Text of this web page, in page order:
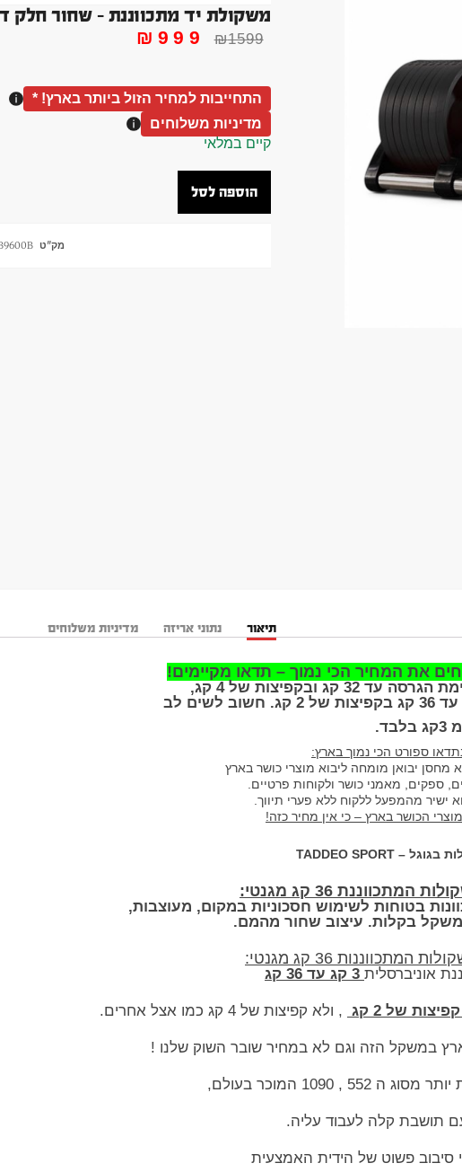
משקולת יד מתכווננת – שחור חלק דור חדש מגנטי 3 קג
₪1599
₪ 999
התחייבות למחיר הזול ביותר בארץ! *
מדיניות משלוחים
קיים במלאי
הוספה לסל
מק"ט
תיאור נתוני אריזה מדיניות משלוחים
את המחיר הכי נמוך – תדאו מקיימים!
32 קג ובקפיצות של 4 קג,
לשים לב
ספורט הכי נמוך בארץ:
מחסן יבואן מומחה ליבוא מוצרי כושר בארץ
ספקים, מאמני כושר ולקוחות פרטיים
ישיר מהמפעל ללקוח ללא פערי תיווך
הכושר בארץ – כי אין מחיר כזה!
בגוגל – TADDEO SPORT
36 קג מגנטי:
בטוחות לשימוש חסכוניות במקום, מעוצבות,
בקלות. עיצוב שחור מהמם.
36 קג מגנטי:
אוניברסלית
של 2 קג , ולא קפיצות של 4 קג כמו אצל אחרים.
במשקל הזה וגם לא במחיר שובר השוק שלנו !
, 1090 המוכר בעולם,
תושבת קלה לעבוד עליה.
פשוט של הידית האמצעית